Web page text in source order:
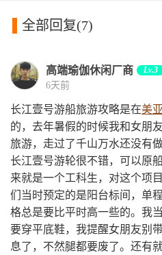
全部回复(7)
高端瑜伽休闲厂商 Lv.3
6天前
长江壹号游船旅游攻略是在美
的，去年暑假的时候我和女朋
旅游，走过了千山万水还没有
长江壹号游轮很不错，可以原
来就是一个工科生，对这个项
们当时预定的是阳台标间，单
格总是要比平时高一些的。我
要穿平底鞋，我提醒女朋友别
息了，不然腿都要废了。还有